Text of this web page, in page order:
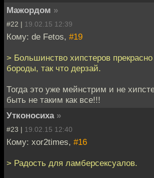
Мажордом »
#22 | 19.02.15 12:39
Кому: de Fetos, #19
> Большинство хипстеров
бороды, так что дерзай.
Тогда это уже мейнстрим и не
быть не таким как все!!!
Утконосиха »
#23 | 19.02.15 12:40
Кому: xor2times, #16
> Радость для ламберсексуалов.